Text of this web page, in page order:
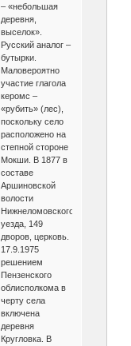
– «небольшая
деревня,
выселок».
Русский аналог –
бутырки.
Маловероятно
участие глагола
керомс –
«рубить» (лес),
поскольку село
расположено на
степной стороне
Мокши. В 1877 в
составе
Аршиновской
волости
Нижнеломовского
уезда, 149
дворов, церковь.
17.9.1975
решением
Пензенского
облисполкома в
черту села
включена
деревня
Кругловка. В